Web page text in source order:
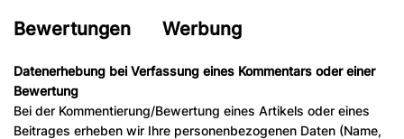
Bewertungen Werbung
Datenerhebung bei Verfassung eines Kommentars oder einer
Bewertung
Bei der Kommentierung/Bewertung eines Artikels oder eines
Beitrages erheben wir Ihre personenbezogenen Daten (Name,